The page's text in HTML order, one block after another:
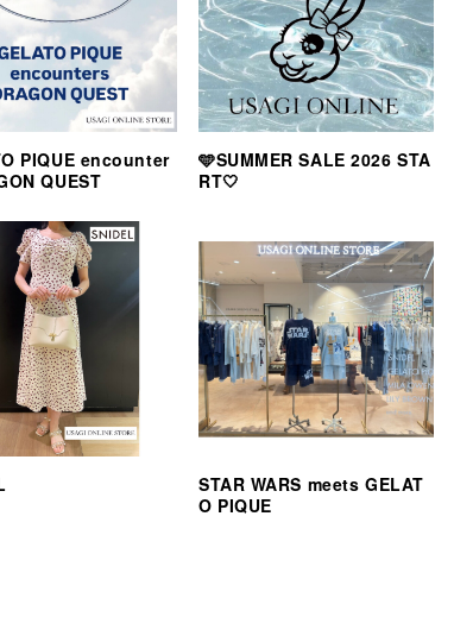
PIQUE encounter
QUEST
🩵SUMMER SALE 2026 STA
RT🤍
STAR WARS meets GELAT
O PIQUE